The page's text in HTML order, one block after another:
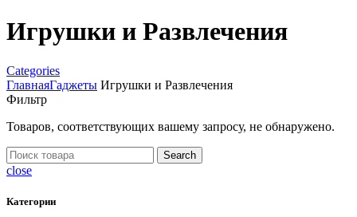
Игрушки и Развлечения
Categories
ГлавнаяГаджеты Игрушки и Развлечения
Фильтр
Товаров, соответствующих вашему запросу, не обнаружено.
Search
close
Категории